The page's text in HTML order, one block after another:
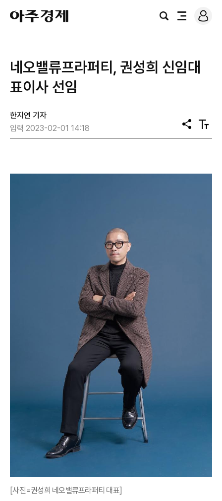
아
주
경
검
전
로
그
네오밸류프라퍼티, 권성희 신임대
표이사 선임
한지연 기자
입력 2023-02-01 14:18
공
유
텍
스
[사진=권성희 네오밸류프라퍼티 대표]